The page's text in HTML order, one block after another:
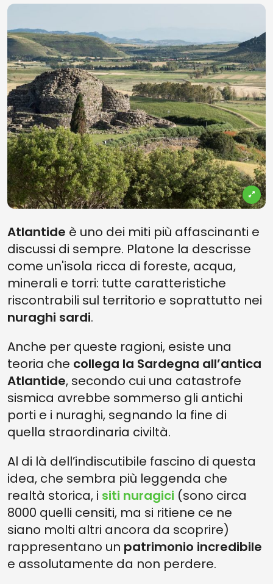
Atlantide è uno dei miti più affascinanti e
discussi di sempre. Platone la descrisse
come un'isola ricca di foreste, acqua,
minerali e torri: tutte caratteristiche
riscontrabili sul territorio e soprattutto nei
nuraghi sardi.
Anche per queste ragioni, esiste una
teoria che collega la Sardegna all’antica
Atlantide, secondo cui una catastrofe
sismica avrebbe sommerso gli antichi
porti e i nuraghi, segnando la fine di
quella straordinaria civiltà.
Al di là dell’indiscutibile fascino di questa
idea, che sembra più leggenda che
realtà storica, i siti nuragici (sono circa
8000 quelli censiti, ma si ritiene ce ne
siano molti altri ancora da scoprire)
rappresentano un patrimonio incredibile
e assolutamente da non perdere.